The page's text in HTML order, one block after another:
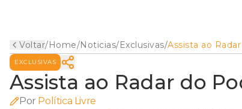
Voltar/Home/Noticias/Exclusivas/Assista ao
Ar
EXCLUSIVAS
Assista ao Radar do
Por Política Livre